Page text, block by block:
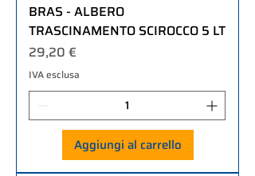
BRAS - ALBERO
TRASCINAMENTO SCIROCCO 5 LT
Prezzo
29,20 €
IVA esclusa
Aggiungi al carrello